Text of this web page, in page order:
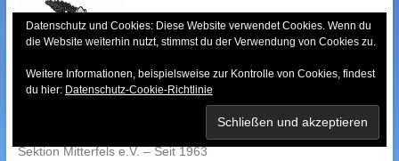
content
Bayerischer Wald-
Sektion Mitterfels e.V. – Seit 1963
Datenschutz und Cookies: Diese Website verwendet Cookies. Wenn du
die Website weiterhin nutzt, stimmst du der Verwendung von Cookies zu.
Weitere Informationen, beispielsweise zur Kontrolle von Cookies, findest
du hier: Datenschutz-Cookie-Richtlinie